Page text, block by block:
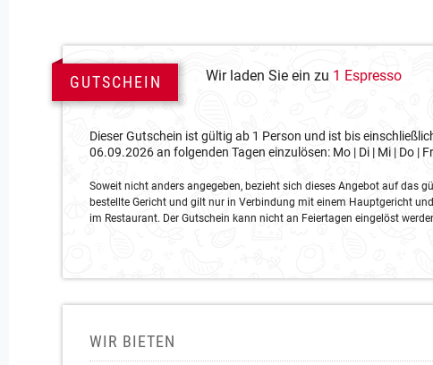
GUTSCHEIN Wir laden Sie ein zu 1 Espresso
Dieser Gutschein ist gültig ab 1 Person und ist bis
06.09.2026 an folgenden Tagen einzulösen: Mo | Di | Mi | Do |
Soweit nicht anders angegeben, bezieht sich dieses Angebot auf das
bestellte Gericht und gilt nur in Verbindung mit einem Hauptgericht
im Restaurant. Der Gutschein kann nicht an Feiertagen eingelöst
WIR BIETEN